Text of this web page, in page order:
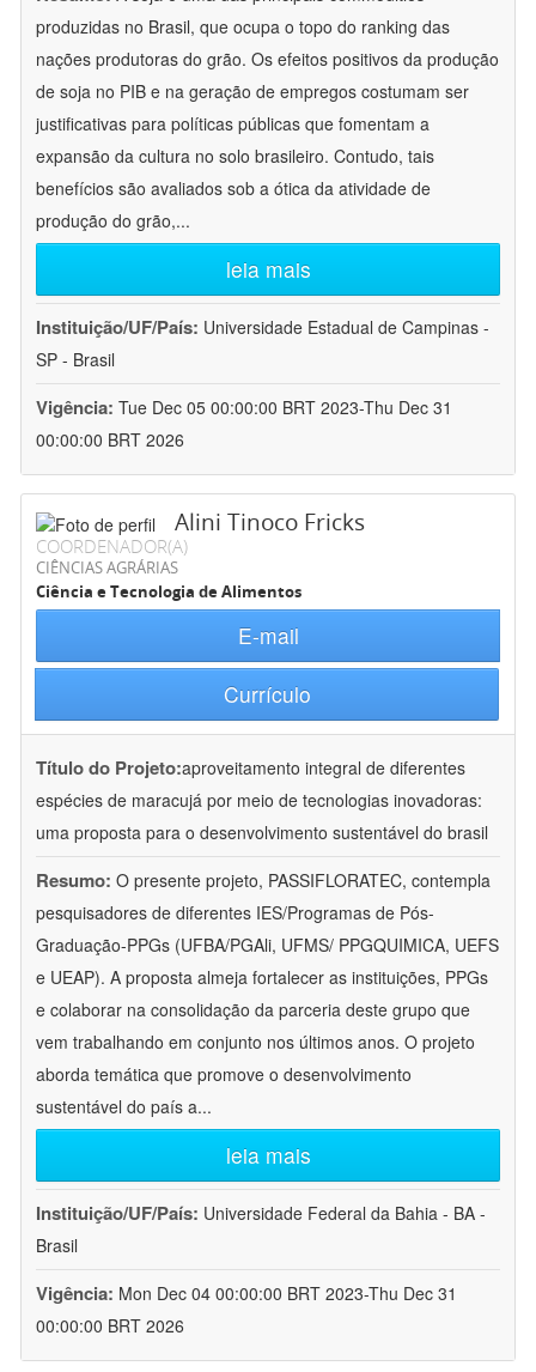
produzidas no Brasil, que ocupa o topo do ranking das
nações produtoras do grão. Os efeitos positivos da produção
de soja no PIB e na geração de empregos costumam ser
justificativas para políticas públicas que fomentam a
expansão da cultura no solo brasileiro. Contudo, tais
benefícios são avaliados sob a ótica da atividade de
produção do grão,...
leia mais
Instituição/UF/País: Universidade Estadual de Campinas -
SP - Brasil
Vigência: Tue Dec 05 00:00:00 BRT 2023-Thu Dec 31
00:00:00 BRT 2026
Alini Tinoco Fricks
COORDENADOR(A)
CIÊNCIAS AGRÁRIAS
Ciência e Tecnologia de Alimentos
E-mail
Currículo
Título do Projeto:aproveitamento integral de diferentes
espécies de maracujá por meio de tecnologias inovadoras:
uma proposta para o desenvolvimento sustentável do brasil
Resumo: O presente projeto, PASSIFLORATEC, contempla
pesquisadores de diferentes IES/Programas de Pós-
Graduação-PPGs (UFBA/PGAli, UFMS/ PPGQUIMICA, UEFS
e UEAP). A proposta almeja fortalecer as instituições, PPGs
e colaborar na consolidação da parceria deste grupo que
vem trabalhando em conjunto nos últimos anos. O projeto
aborda temática que promove o desenvolvimento
sustentável do país a...
leia mais
Instituição/UF/País: Universidade Federal da Bahia - BA -
Brasil
Vigência: Mon Dec 04 00:00:00 BRT 2023-Thu Dec 31
00:00:00 BRT 2026